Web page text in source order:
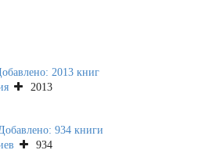
2013
934